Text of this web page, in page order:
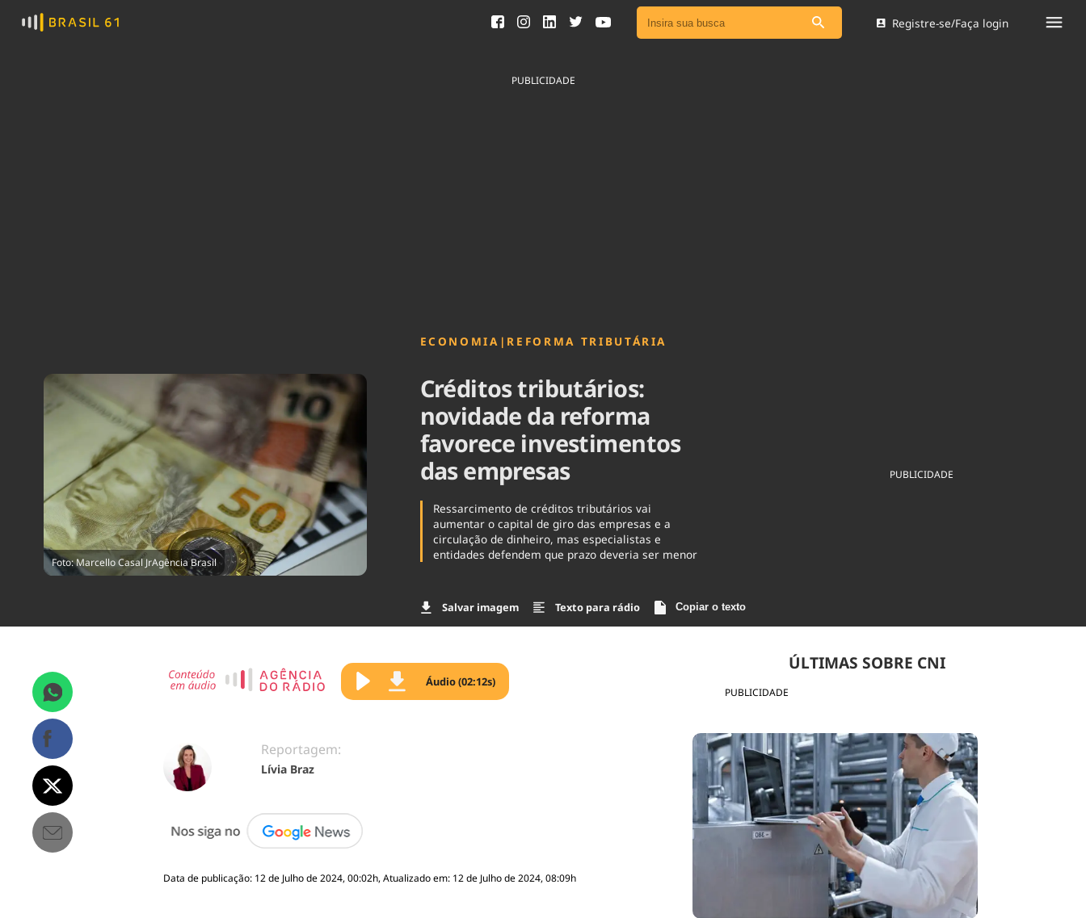
Ver todas as notícias
Cinema
Registre-se/Faça login
PUBLICIDADE
Foto: Marcello Casal JrAgência Brasil
ECONOMIA | REFORMA TRIBUTÁRIA
Créditos tributários:
novidade da reforma
favorece investimentos
das empresas
Ressarcimento de créditos tributários vai
aumentar o capital de giro das empresas e a
circulação de dinheiro, mas especialistas e
entidades defendem que prazo deveria ser menor
Salvar imagem Texto para rádio Copiar o texto
PUBLICIDADE
PUBLICIDADE
ÚLTIMAS SOBRE CNI
Áudio (02:12s)
Reportagem:
Lívia Braz
Data de publicação: 12 de Julho de 2024, 00:02h, Atualizado em: 12 de Julho de 2024, 08:09h